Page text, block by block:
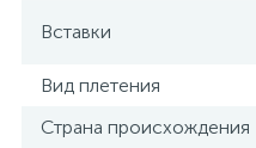
Вставки
Вид плетения
Страна происхождения